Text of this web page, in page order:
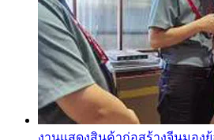
งานแสดงสินค้าก่อสร้างจีนมอง